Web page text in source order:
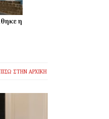
η
ΣΤΗΝ ΑΡΧΙΚΗ